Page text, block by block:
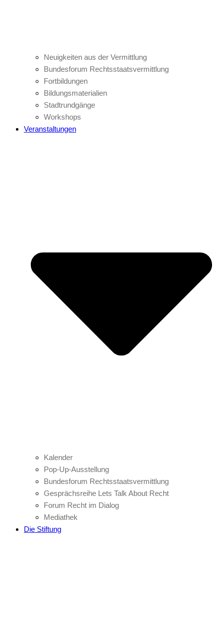
Neuigkeiten aus der Vermittlung
Bundesforum Rechtsstaatsvermittlung
Fortbildungen
Bildungsmaterialien
Stadtrundgänge
Workshops
Veranstaltungen
Kalender
Pop-Up-Ausstellung
Bundesforum Rechtsstaatsvermittlung
Gesprächsreihe Lets Talk About Recht
Forum Recht im Dialog
Mediathek
Die Stiftung